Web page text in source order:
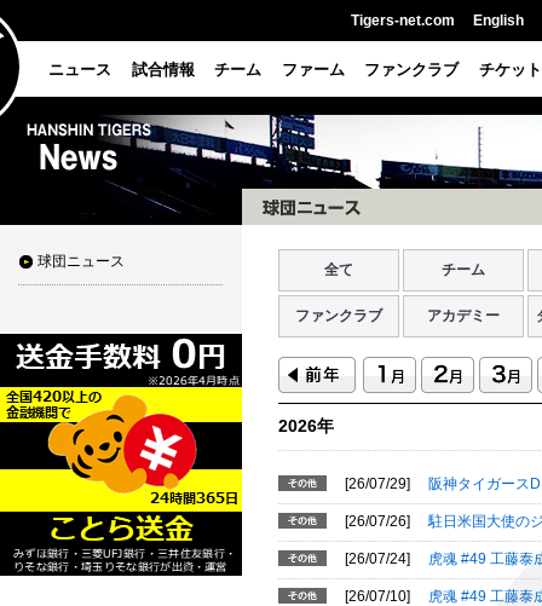
Tigers-net.com English
ニュース 試合情報 チーム ファーム ファンクラブ チケット
球団ニュース 全て チーム
ファンクラブ アカデミー
2026年
[26/07/29] 阪神タイガース
[26/07/26] 駐日米国大使の
[26/07/24] 虎魂 #49 工藤泰
[26/07/10] 虎魂 #49 工藤泰